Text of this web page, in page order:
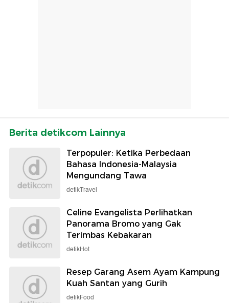
Berita detikcom Lainnya
Terpopuler: Ketika Perbedaan
Bahasa Indonesia-Malaysia
Mengundang Tawa
detikTravel
Celine Evangelista Perlihatkan
Panorama Bromo yang Gak
Terimbas Kebakaran
detikHot
Resep Garang Asem Ayam Kampung
Kuah Santan yang Gurih
detikFood